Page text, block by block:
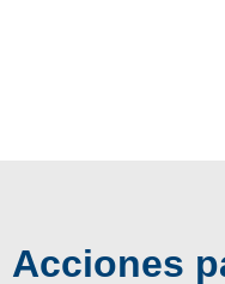
Acciones